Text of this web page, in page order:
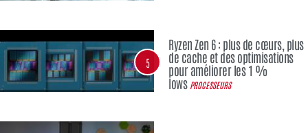
5
Ryzen Zen 6 : plus de cœurs, plus
de cache et des optimisations
pour améliorer les 1 %
lows PROCESSEURS